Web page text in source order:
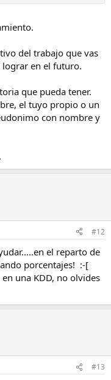
del trabajo que vas
lograr en el futuro.
que pueda tener.
el tuyo propio o un
con nombre y
#12
el reparto de
porcentajes! :-[
una KDD, no olvides
#13